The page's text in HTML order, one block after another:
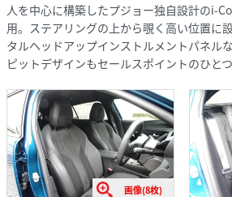
人を中心に構築したプジョー独自設計のi-
用。ステアリングの上から覗く高い位置に
タルヘッドアップインストルメントパネル
ピットデザインもセールスポイントのひとつ
画像(8枚)